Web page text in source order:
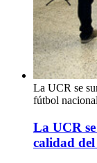
La UCR se
fútbol nacional
La UCR
calidad